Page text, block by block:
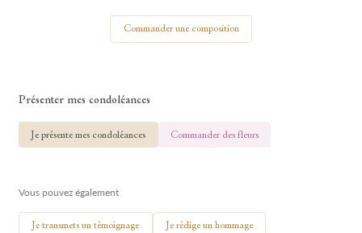
Commander une composition
Présenter mes condoléances
Je présente mes condoléances Commander des fleurs
Vous pouvez également
Je transmets un témoignage Je rédige un hommage